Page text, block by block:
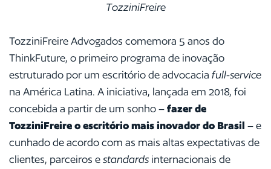
TozziniFreire
TozziniFreire Advogados comemora 5 anos do
ThinkFuture, o primeiro programa de inovação
estruturado por um escritório de advocacia full-service
na América Latina. A iniciativa, lançada em 2018, foi
concebida a partir de um sonho –fazer de
TozziniFreire o escritório mais inovador do Brasil – e
cunhado de acordo com as mais altas expectativas de
clientes, parceiros estandards internacionais de